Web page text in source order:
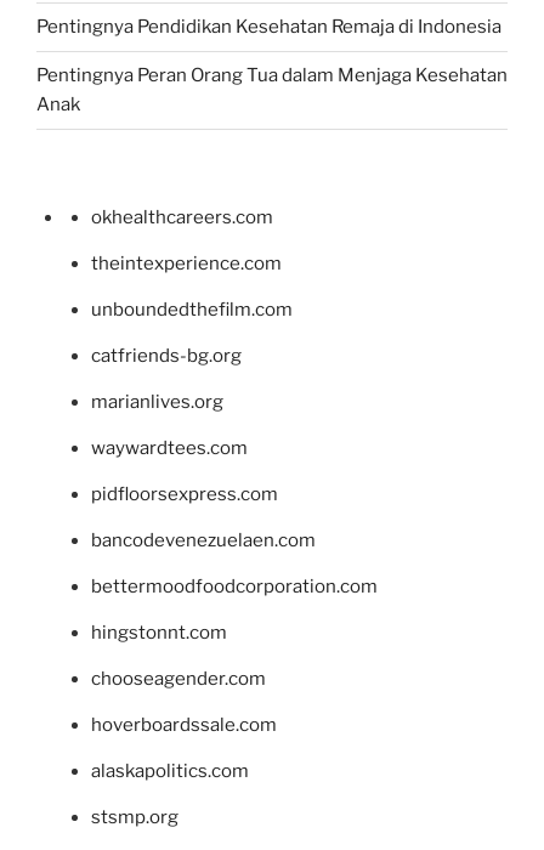
Pentingnya Pendidikan Kesehatan Remaja di Indonesia
Pentingnya Peran Orang Tua dalam Menjaga Kesehatan
Anak
okhealthcareers.com
theintexperience.com
unboundedthefilm.com
catfriends-bg.org
marianlives.org
waywardtees.com
pidfloorsexpress.com
bancodevenezuelaen.com
bettermoodfoodcorporation.com
hingstonnt.com
chooseagender.com
hoverboardssale.com
alaskapolitics.com
stsmp.org